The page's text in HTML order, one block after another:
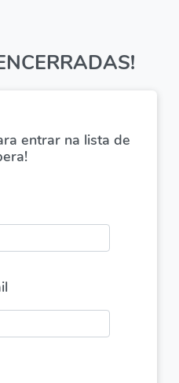
entrar na lista de